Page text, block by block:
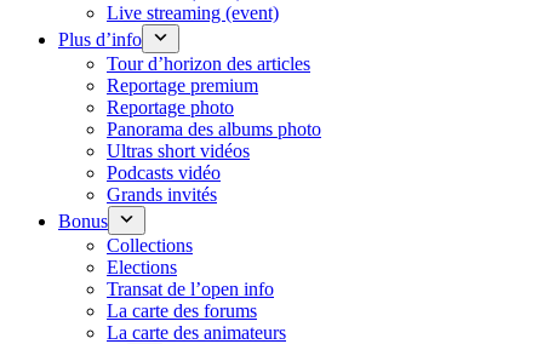
Live streaming (event)
Plus d’info
Tour d’horizon des articles
Reportage premium
Reportage photo
Panorama des albums photo
Ultras short vidéos
Podcasts vidéo
Grands invités
Bonus
Collections
Elections
Transat de l’open info
La carte des forums
La carte des animateurs